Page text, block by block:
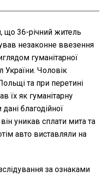
що 36-річний житель
незаконне ввезення
гуманітарної
Чоловік
та при перетині
їх як гуманітарну
благодійної
уникав сплати мита та
авто виставляли на
за ознаками